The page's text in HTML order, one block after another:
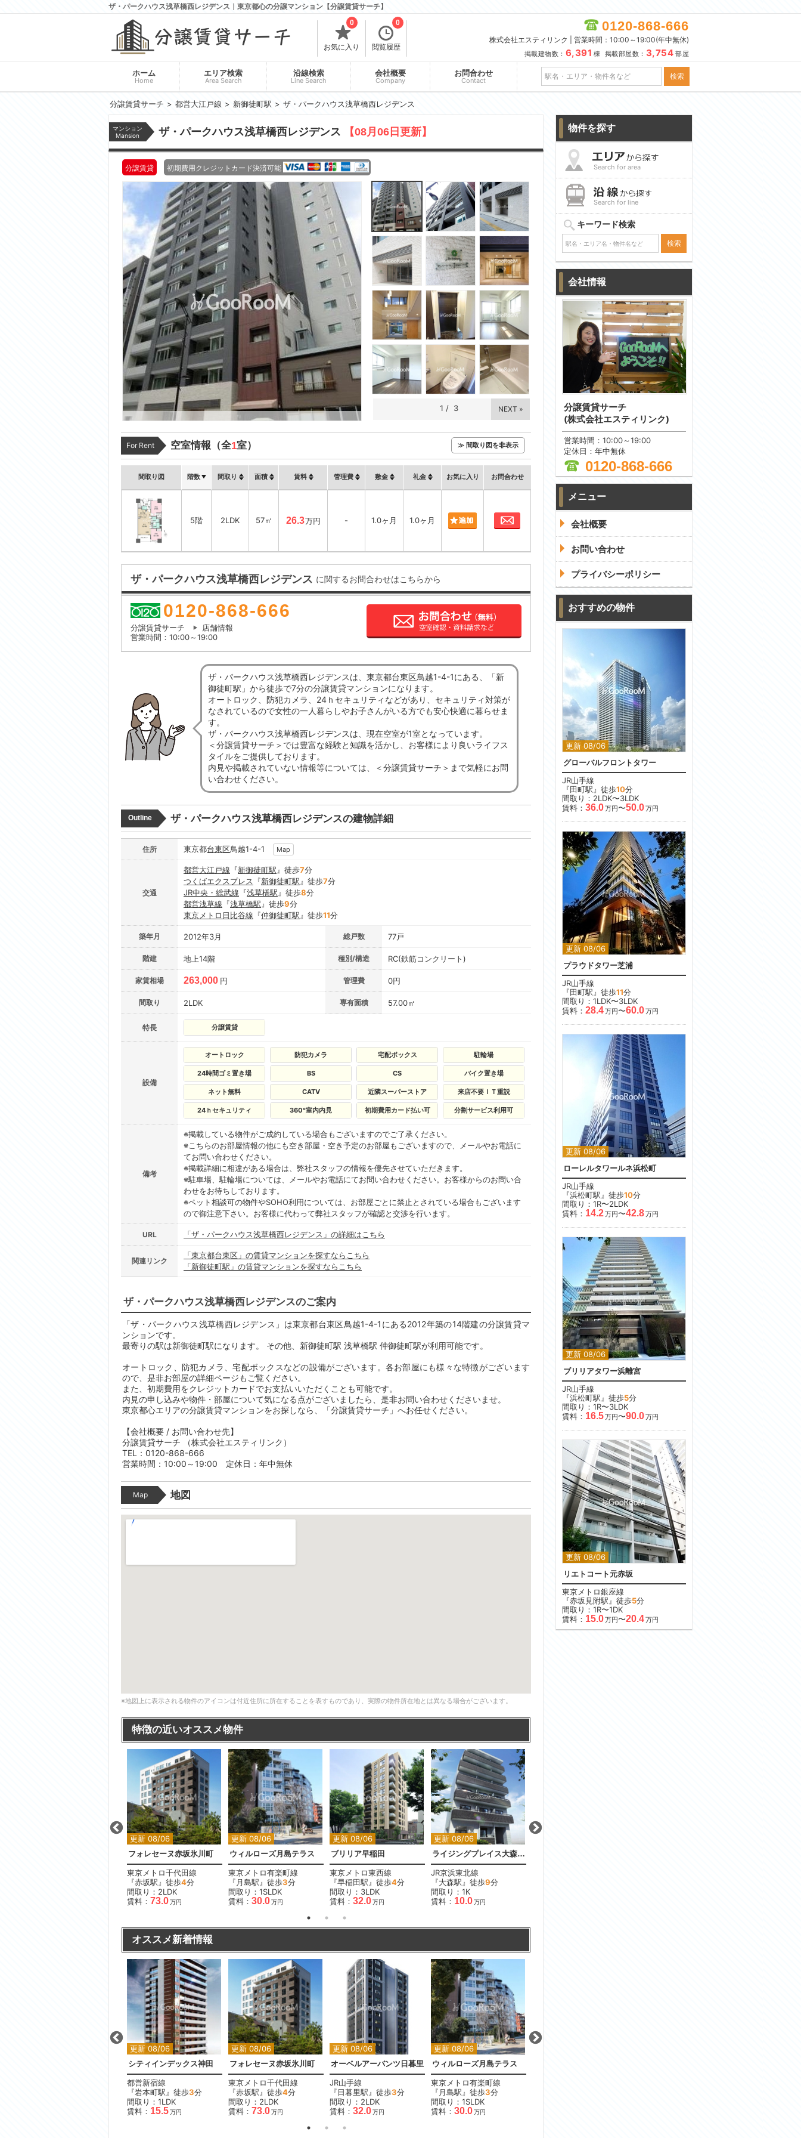
ザ・パークハウス浅草橋西レジデンス｜東京都心の分譲マンション【分譲賃貸サーチ】
お気に入り
0
閲覧履歴
0 0120-868-666
株式会社エスティリンク | 営業時間：10:00～19:00(年中無休)
掲載建物数： 6,391 棟 掲載部屋数： 3,754 部屋
ホーム
Home
エリア検索
Area Search
沿線検索
Line Search
会社概要
Company
お問合わせ
Contact
分譲賃貸サーチ 都営大江戸線 新御徒町駅 ザ・パークハウス浅草橋西レジデンス
マンション
Mansion
ザ・パークハウス浅草橋西レジデンス 【08月06日更新】
分譲賃貸 初期費用クレジットカード決済可能
1 / 3 NEXT »
For Rent 空室情報（全1室） ≫ 間取り図を非表示
間取り図 階数 間取り 面積 賃料 管理費 敷金 礼金 お気に入り お問合わせ
5階 2LDK 57㎡ 26.3万円 - 1.0ヶ月 1.0ヶ月
ザ・パークハウス浅草橋西レジデンス に関するお問合わせはこちらから
0120-868-666
分譲賃貸サーチ
店舗情報
営業時間：10:00～19:00
ザ・パークハウス浅草橋西レジデンスは、東京都台東区鳥越1-4-1にある、「新
御徒町駅」から徒歩で7分の分譲賃貸マンションになります。
オートロック、防犯カメラ、24ｈセキュリティなどがあり、セキュリティ対策が
なされているので女性の一人暮らしやお子さんがいる方でも安心快適に暮らせま
す。
ザ・パークハウス浅草橋西レジデンスは、現在空室が1室となっています。
＜分譲賃貸サーチ＞では豊富な経験と知識を活かし、お客様により良いライフス
タイルをご提供しております。
内見や掲載されていない情報等については、＜分譲賃貸サーチ＞まで気軽にお問
い合わせください。
Outline ザ・パークハウス浅草橋西レジデンスの建物詳細
住所 東京都台東区鳥越1-4-1 Map
交通
都営大江戸線 『新御徒町駅 』徒歩7分
つくばエクスプレス
『新御徒町駅 』徒歩7分
JR中央・総武線 『浅草橋駅 』徒歩8分
都営浅草線 『浅草橋駅 』徒歩9分
東京メトロ日比谷線 『仲御徒町駅 』徒歩11分
築年月 2012年3月 総戸数 77戸
階建 地上14階 種別/構造 RC(鉄筋コンクリート)
家賃相場 263,000 円 管理費 0円
間取り 2LDK 専有面積 57.00㎡
特長 分譲賃貸
設備
オートロック 防犯カメラ 宅配ボックス 駐輪場
24時間ゴミ置き場 BS CS バイク置き場
ネット無料 CATV 近隣スーパーストア 来店不要ＩＴ重説
24ｈセキュリティ 360°室内内見 初期費用カード払い可 分割サービス利用可
備考
※掲載している物件がご成約している場合もございますのでご了承ください。
※こちらのお部屋情報の他にも空き部屋・空き予定のお部屋もございますので、メールやお電話に
てお問い合わせください。
※掲載詳細に相違がある場合は、弊社スタッフの情報を優先させていただきます。
※駐車場、駐輪場については、メールやお電話にてお問い合わせください。お客様からのお問い合
わせをお待ちしております。
※ペット相談可の物件やSOHO利用については、お部屋ごとに禁止とされている場合もございます
ので御注意下さい。お客様に代わって弊社スタッフが確認と交渉を行います。
URL 「ザ・パークハウス浅草橋西レジデンス」の詳細はこちら
関連リンク
「東京都台東区」の賃貸マンションを探すならこちら
「新御徒町駅」の賃貸マンションを探すならこちら
ザ・パークハウス浅草橋西レジデンスのご案内
「ザ・パークハウス浅草橋西レジデンス」は東京都台東区鳥越1-4-1にある2012年築の14階建の分譲賃貸マ
ンションです。
最寄りの駅は新御徒町駅になります。 その他、新御徒町駅 浅草橋駅 仲御徒町駅が利用可能です。
オートロック、防犯カメラ、宅配ボックスなどの設備がございます。各お部屋にも様々な特徴がございます
ので、是非お部屋の詳細ページもご覧ください。
また、初期費用をクレジットカードでお支払いいただくことも可能です。
内見の申し込みや物件・部屋について気になる点がございましたら、是非お問い合わせくださいませ。
東京都心エリアの分譲賃貸マンションをお探しなら、「分譲賃貸サーチ」へお任せください。
【会社概要 / お問い合わせ先】
分譲賃貸サーチ （株式会社エスティリンク）
TEL：0120-868-666
営業時間：10:00～19:00 定休日：年中無休
Map 地図
※地図上に表示される物件のアイコンは付近住所に所在することを表すものであり、実際の物件所在地とは異なる場合がございます。
特徴の近いオススメ物件
更新 08/06
フォレセーヌ赤坂氷川町
東京メトロ千代田線
『赤坂駅』徒歩4分
間取り：2LDK
賃料： 73.0万円
更新 08/06
ウィルローズ月島テラス
東京メトロ有楽町線
『月島駅』徒歩3分
間取り：1SLDK
賃料： 30.0万円
更新 08/06
ブリリア早稲田
東京メトロ東西線
『早稲田駅』徒歩4分
間取り：3LDK
賃料： 32.0万円
更新 08/06
ライジングプレイス大森二番館
JR京浜東北線
『大森駅』徒歩9分
間取り：1K
賃料： 10.0万円
オススメ新着情報
更新 08/06
シティインデックス神田
都営新宿線
『岩本町駅』徒歩3分
間取り：1LDK
賃料： 15.5万円
更新 08/06
フォレセーヌ赤坂氷川町
東京メトロ千代田線
『赤坂駅』徒歩4分
間取り：2LDK
賃料： 73.0万円
更新 08/06
オーベルアーバンツ日暮里
JR山手線
『日暮里駅』徒歩3分
間取り：2LDK
賃料： 32.0万円
更新 08/06
ウィルローズ月島テラス
東京メトロ有楽町線
『月島駅』徒歩3分
間取り：1SLDK
賃料： 30.0万円
物件を探す
Search for area
Search for line
キーワード検索
会社情報
分譲賃貸サーチ
(株式会社エスティリンク)
営業時間：10:00～19:00
定休日：年中無休
0120-868-666
メニュー
会社概要
お問い合わせ
プライバシーポリシー
おすすめの物件
更新 08/06
グローバルフロントタワー
JR山手線
『田町駅』徒歩10分
間取り：2LDK〜3LDK
賃料： 36.0万円〜50.0万円
更新 08/06
プラウドタワー芝浦
JR山手線
『田町駅』徒歩11分
間取り：1LDK〜3LDK
賃料： 28.4万円〜60.0万円
更新 08/06
ローレルタワールネ浜松町
JR山手線
『浜松町駅』徒歩10分
間取り：1R〜2LDK
賃料： 14.2万円〜42.8万円
更新 08/06
ブリリアタワー浜離宮
JR山手線
『浜松町駅』徒歩5分
間取り：1R〜3LDK
賃料： 16.5万円〜90.0万円
更新 08/06
リエトコート元赤坂
東京メトロ銀座線
『赤坂見附駅』徒歩5分
間取り：1R〜1DK
賃料： 15.0万円〜20.4万円